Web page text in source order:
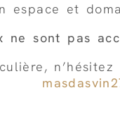
espace et
ne sont pas